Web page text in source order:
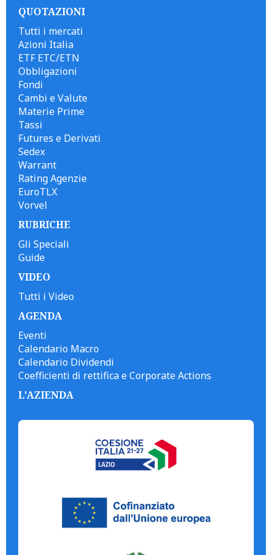
QUOTAZIONI
Tutti i mercati
Azioni Italia
ETF ETC/ETN
Obbligazioni
Fondi
Cambi e Valute
Materie Prime
Tassi
Futures e Derivati
Sedex
Warrant
Rating Agenzie
EuroTLX
Vorvel
RUBRICHE
Gli Speciali
Guide
VIDEO
Tutti i Video
AGENDA
Eventi
Calendario Macro
Calendario Dividendi
Coefficienti di rettifica e Corporate Actions
L'AZIENDA